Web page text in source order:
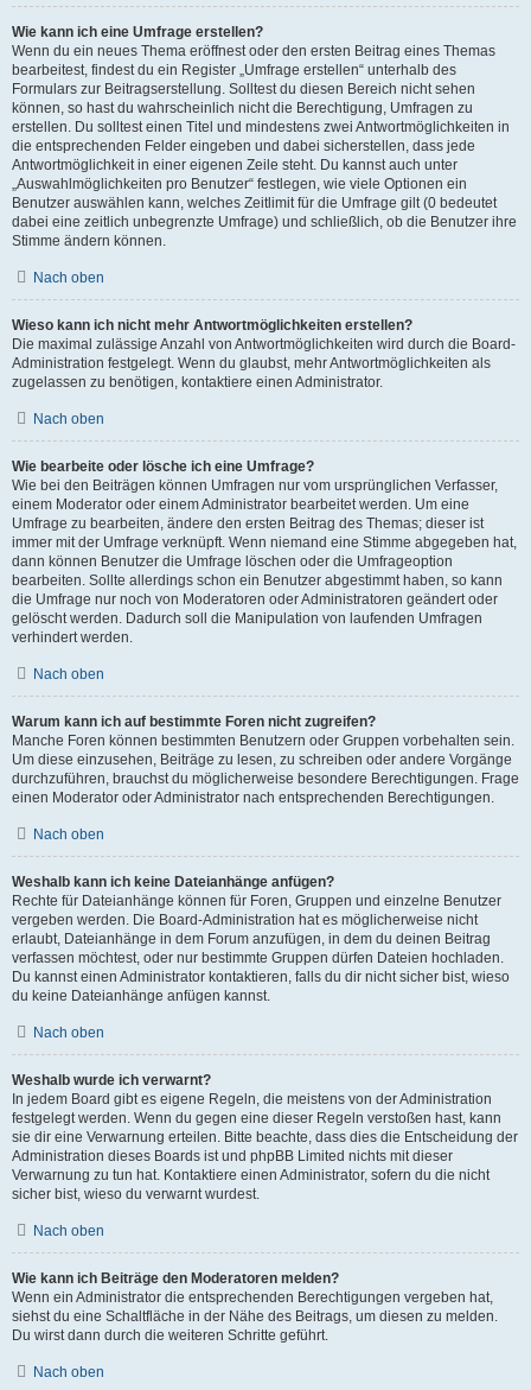
Wie kann ich eine Umfrage erstellen?
Wenn du ein neues Thema eröffnest oder den ersten Beitrag eines Themas
bearbeitest, findest du ein Register „Umfrage erstellen“ unterhalb des
Formulars zur Beitragserstellung. Solltest du diesen Bereich nicht sehen
können, so hast du wahrscheinlich nicht die Berechtigung, Umfragen zu
erstellen. Du solltest einen Titel und mindestens zwei Antwortmöglichkeiten in
die entsprechenden Felder eingeben und dabei sicherstellen, dass jede
Antwortmöglichkeit in einer eigenen Zeile steht. Du kannst auch unter
„Auswahlmöglichkeiten pro Benutzer“ festlegen, wie viele Optionen ein
Benutzer auswählen kann, welches Zeitlimit für die Umfrage gilt (0 bedeutet
dabei eine zeitlich unbegrenzte Umfrage) und schließlich, ob die Benutzer ihre
Stimme ändern können.
Nach oben
Wieso kann ich nicht mehr Antwortmöglichkeiten erstellen?
Die maximal zulässige Anzahl von Antwortmöglichkeiten wird durch die Board-
Administration festgelegt. Wenn du glaubst, mehr Antwortmöglichkeiten als
zugelassen zu benötigen, kontaktiere einen Administrator.
Nach oben
Wie bearbeite oder lösche ich eine Umfrage?
Wie bei den Beiträgen können Umfragen nur vom ursprünglichen Verfasser,
einem Moderator oder einem Administrator bearbeitet werden. Um eine
Umfrage zu bearbeiten, ändere den ersten Beitrag des Themas; dieser ist
immer mit der Umfrage verknüpft. Wenn niemand eine Stimme abgegeben hat,
dann können Benutzer die Umfrage löschen oder die Umfrageoption
bearbeiten. Sollte allerdings schon ein Benutzer abgestimmt haben, so kann
die Umfrage nur noch von Moderatoren oder Administratoren geändert oder
gelöscht werden. Dadurch soll die Manipulation von laufenden Umfragen
verhindert werden.
Nach oben
Warum kann ich auf bestimmte Foren nicht zugreifen?
Manche Foren können bestimmten Benutzern oder Gruppen vorbehalten sein.
Um diese einzusehen, Beiträge zu lesen, zu schreiben oder andere Vorgänge
durchzuführen, brauchst du möglicherweise besondere Berechtigungen. Frage
einen Moderator oder Administrator nach entsprechenden Berechtigungen.
Nach oben
Weshalb kann ich keine Dateianhänge anfügen?
Rechte für Dateianhänge können für Foren, Gruppen und einzelne Benutzer
vergeben werden. Die Board-Administration hat es möglicherweise nicht
erlaubt, Dateianhänge in dem Forum anzufügen, in dem du deinen Beitrag
verfassen möchtest, oder nur bestimmte Gruppen dürfen Dateien hochladen.
Du kannst einen Administrator kontaktieren, falls du dir nicht sicher bist, wieso
du keine Dateianhänge anfügen kannst.
Nach oben
Weshalb wurde ich verwarnt?
In jedem Board gibt es eigene Regeln, die meistens von der Administration
festgelegt werden. Wenn du gegen eine dieser Regeln verstoßen hast, kann
sie dir eine Verwarnung erteilen. Bitte beachte, dass dies die Entscheidung der
Administration dieses Boards ist und phpBB Limited nichts mit dieser
Verwarnung zu tun hat. Kontaktiere einen Administrator, sofern du die nicht
sicher bist, wieso du verwarnt wurdest.
Nach oben
Wie kann ich Beiträge den Moderatoren melden?
Wenn ein Administrator die entsprechenden Berechtigungen vergeben hat,
siehst du eine Schaltfläche in der Nähe des Beitrags, um diesen zu melden.
Du wirst dann durch die weiteren Schritte geführt.
Nach oben